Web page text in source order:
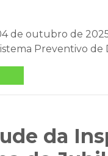
de outubro de
Preventivo de
da